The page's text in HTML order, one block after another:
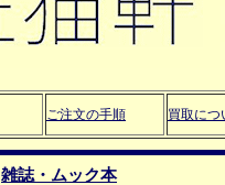
ご注文の手順 買取につ
雑誌・ムック本